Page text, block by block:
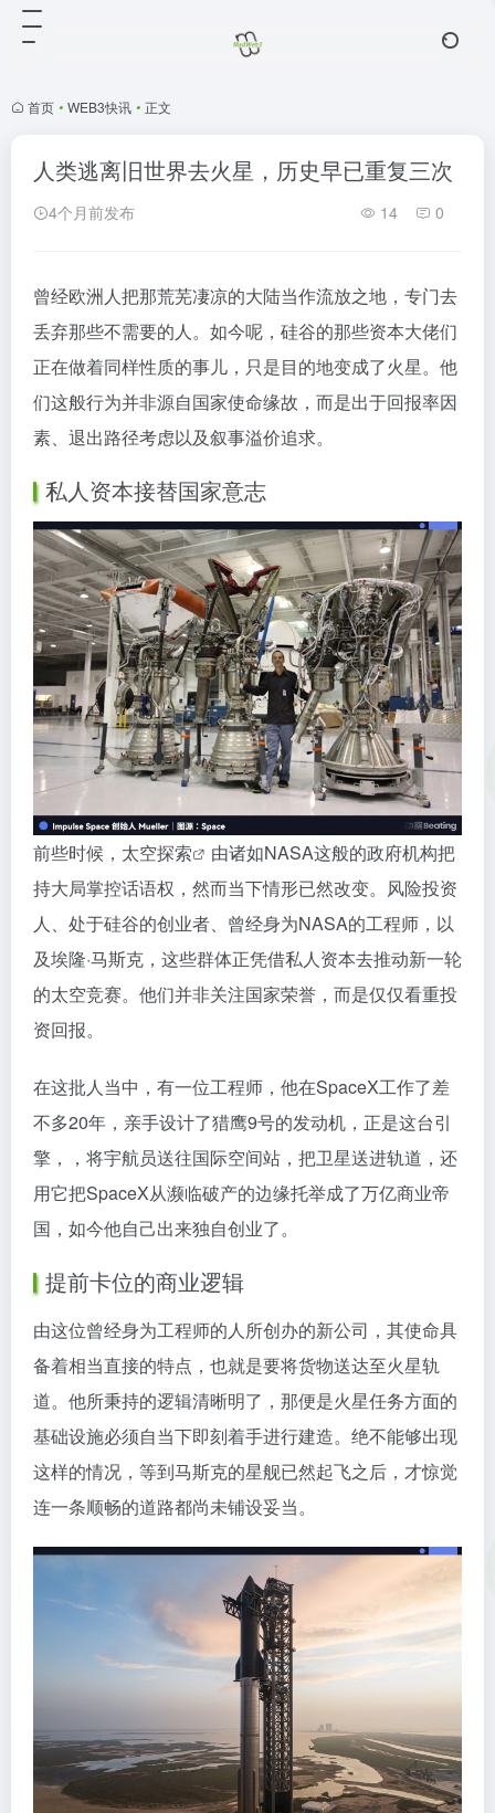
首页 • WEB3快讯 • 正文
人类逃离旧世界去火星，历史早已重复三次
4个月前发布 14 0
曾经欧洲人把那荒芜凄凉的大陆当作流放之地，专门去
丢弃那些不需要的人。如今呢，硅谷的那些资本大佬们
正在做着同样性质的事儿，只是目的地变成了火星。他
们这般行为并非源自国家使命缘故，而是出于回报率因
素、退出路径考虑以及叙事溢价追求。
私人资本接替国家意志
前些时候， 太空探索
由诸如NASA这般的政府机构把
持大局掌控话语权，然而当下情形已然改变。风险投资
人、处于硅谷的创业者、曾经身为NASA的工程师，以
及埃隆·马斯克，这些群体正凭借私人资本去推动新一轮
的太空竞赛。他们并非关注国家荣誉，而是仅仅看重投
资回报。
在这批人当中，有一位工程师，他在SpaceX工作了差
不多20年，亲手设计了猎鹰9号的发动机，正是这台引
擎，，将宇航员送往国际空间站，把卫星送进轨道，还
用它把SpaceX从濒临破产的边缘托举成了万亿商业帝
国，如今他自己出来独自创业了。
提前卡位的商业逻辑
由这位曾经身为工程师的人所创办的新公司，其使命具
备着相当直接的特点，也就是要将货物送达至火星轨
道。他所秉持的逻辑清晰明了，那便是火星任务方面的
基础设施必须自当下即刻着手进行建造。绝不能够出现
这样的情况，等到马斯克的星舰已然起飞之后，才惊觉
连一条顺畅的道路都尚未铺设妥当。